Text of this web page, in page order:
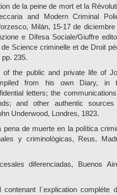
de la peine de mort et la
and Modern Criminal
Milán, 15-17 de diciembre
e Difesa Sociale/Giuffre
Science criminelle et de Droit
235.
of the public and private life of
from his own Diary, in
letters; the
and other authentic
Underwood, Londres, 1823.
pena de muerte en la política
y criminológicas, Reus,
diferenciadas, Buenos
l´explication compléte